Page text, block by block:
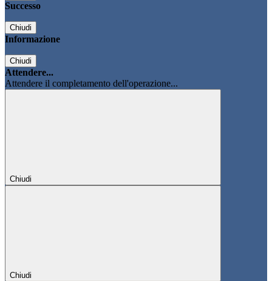
Successo
Chiudi
Informazione
Chiudi
Attendere...
Attendere il completamento dell'operazione...
Chiudi
Chiudi